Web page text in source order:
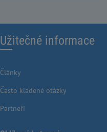
Užitečné informace
Články
Často kladené otázky
Partneři